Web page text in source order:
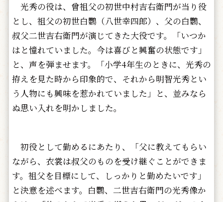
光秀の役は、曾祖父の初世中村吉右衛門が当り役
とし、祖父の初世白鸚（八世幸四郎）、父の白鸚、
叔父二世吉右衛門が演じてきた大役です。「いつか
はと憧れていました。今は喜びと興奮の状態です」
と、声を弾ませます。「小学4年生のときに、光秀の
拵えを見た時から印象的で、それから明智光秀とい
う人物にも興味を惹かれていました」と、並みなら
ぬ思い入れを明かしました。
初役として勤めるにあたり、「父に教えてもらい
ながら、衣裳は叔父のものを受け継ぐことができま
す。祖父を目標にして、しっかりと勤めたいです」
と決意を述べます。白鸚、二世吉右衛門の光秀像か